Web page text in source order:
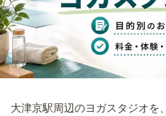
大津京駅周辺のヨガスタジオを